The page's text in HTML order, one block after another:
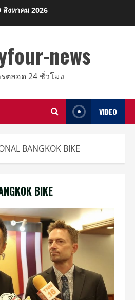
สิงหาคม 2026
news
ตลอด 24 ชั่วโมง
VIDEO
BANGKOK BIKE
BIKE